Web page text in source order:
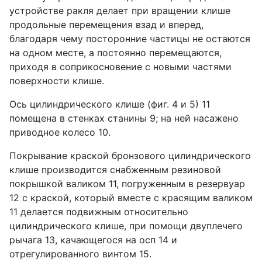
устройстве ракля делает при вращении клише
продольные перемещения взад и вперед,
благодаря чему посторонние частицы не остаются
на одном месте, а постоянно перемещаются,
приходя в соприкосновение с новыми частями
поверхности клише.
Ось цилиндрического клише (фиг. 4 и 5) 11
помещена в стенках станины 9; на ней насажено
приводное колесо 10.
Покрывание краской бронзового цилиндрического
клише производится снабженным резиновой
покрышкой валиком 11, погруженным в резервуар
12 с краской, который вместе с красящим валиком
11 делается подвижным относительно
цилиндрического клише, при помощи двуплечего
рычага 13, качающегося на осп 14 и
отрегулированного винтом 15.